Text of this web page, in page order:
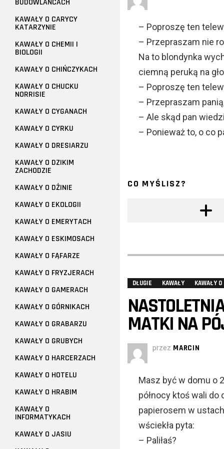
– Poproszę ten
– Przepraszam nie
Na to blondynka
ciemną peruką na
– Poproszę ten
– Przepraszam
– Ale skąd pan
– Ponieważ to, o co
CO MYŚLISZ?
DŁUGIE KAWAŁY KAWAŁY O
MATKI NA
przez MARCIN
Masz być w domu o
północy ktoś wali
papierosem w
wściekła pyta:
– Paliłaś?
BUDOWLAŃCACH
KAWAŁY O CARYCY
KATARZYNIE
KAWAŁY O CHEMII I
BIOLOGII
KAWAŁY O CHIŃCZYKACH
KAWAŁY O CHUCKU
NORRISIE
KAWAŁY O CYGANACH
KAWAŁY O CYRKU
KAWAŁY O DRESIARZU
KAWAŁY O DZIKIM
ZACHODZIE
KAWAŁY O DŻINIE
KAWAŁY O EKOLOGII
KAWAŁY O EMERYTACH
KAWAŁY O ESKIMOSACH
KAWAŁY O FĄFARZE
KAWAŁY O FRYZJERACH
KAWAŁY O GAMERACH
KAWAŁY O GÓRNIKACH
KAWAŁY O GRABARZU
KAWAŁY O GRUBYCH
KAWAŁY O HARCERZACH
KAWAŁY O HOTELU
KAWAŁY O HRABIM
KAWAŁY O
INFORMATYKACH
KAWAŁY O JASIU